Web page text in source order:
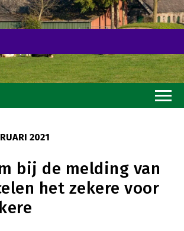
2021
bij de melding van
het zekere voor